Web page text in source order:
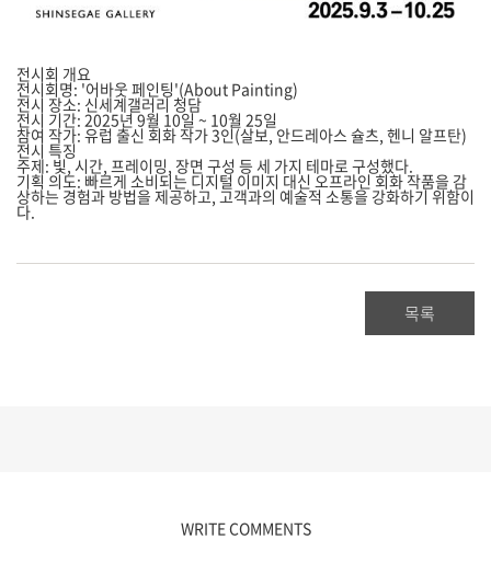
전시회 개요
전시회명: '어바웃 페인팅'(About Painting)
전시 장소: 신세계갤러리 청담
전시 기간: 2025년 9월 10일 ~ 10월 25일
참여 작가: 유럽 출신 회화 작가 3인(살보, 안드레아스 슐츠, 헨니 알프탄)
전시 특징
주제: 빛, 시간, 프레이밍, 장면 구성 등 세 가지 테마로 구성했다.
기획 의도: 빠르게 소비되는 디지털 이미지 대신 오프라인 회화 작품을 감
상하는 경험과 방법을 제공하고, 고객과의 예술적 소통을 강화하기 위함이
다.
목록
WRITE COMMENTS